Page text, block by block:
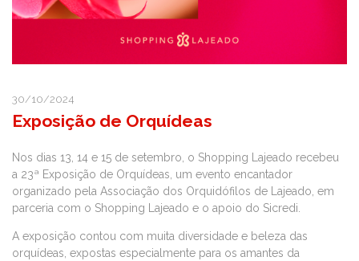
30/10/2024
Exposição de Orquídeas
Nos dias 13, 14 e 15 de setembro, o Shopping Lajeado recebeu
a 23ª Exposição de Orquídeas, um evento encantador
organizado pela Associação dos Orquidófilos de Lajeado, em
parceria com o Shopping Lajeado e o apoio do Sicredi.
A exposição contou com muita diversidade e beleza das
orquídeas, expostas especialmente para os amantes da